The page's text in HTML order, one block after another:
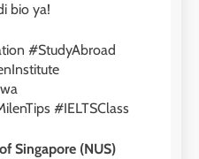
bio ya!
#StudyAbroad
#IELTSClass
Singapore (NUS)